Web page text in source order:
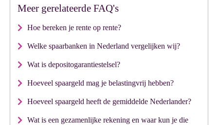
Meer gerelateerde FAQ's
Hoe bereken je rente op rente?
Welke spaarbanken in Nederland vergelijken wij?
Wat is depositogarantiestelsel?
Hoeveel spaargeld mag je belastingvrij hebben?
Hoeveel spaargeld heeft de gemiddelde Nederlander?
Wat is een gezamenlijke rekening en waar kun je die